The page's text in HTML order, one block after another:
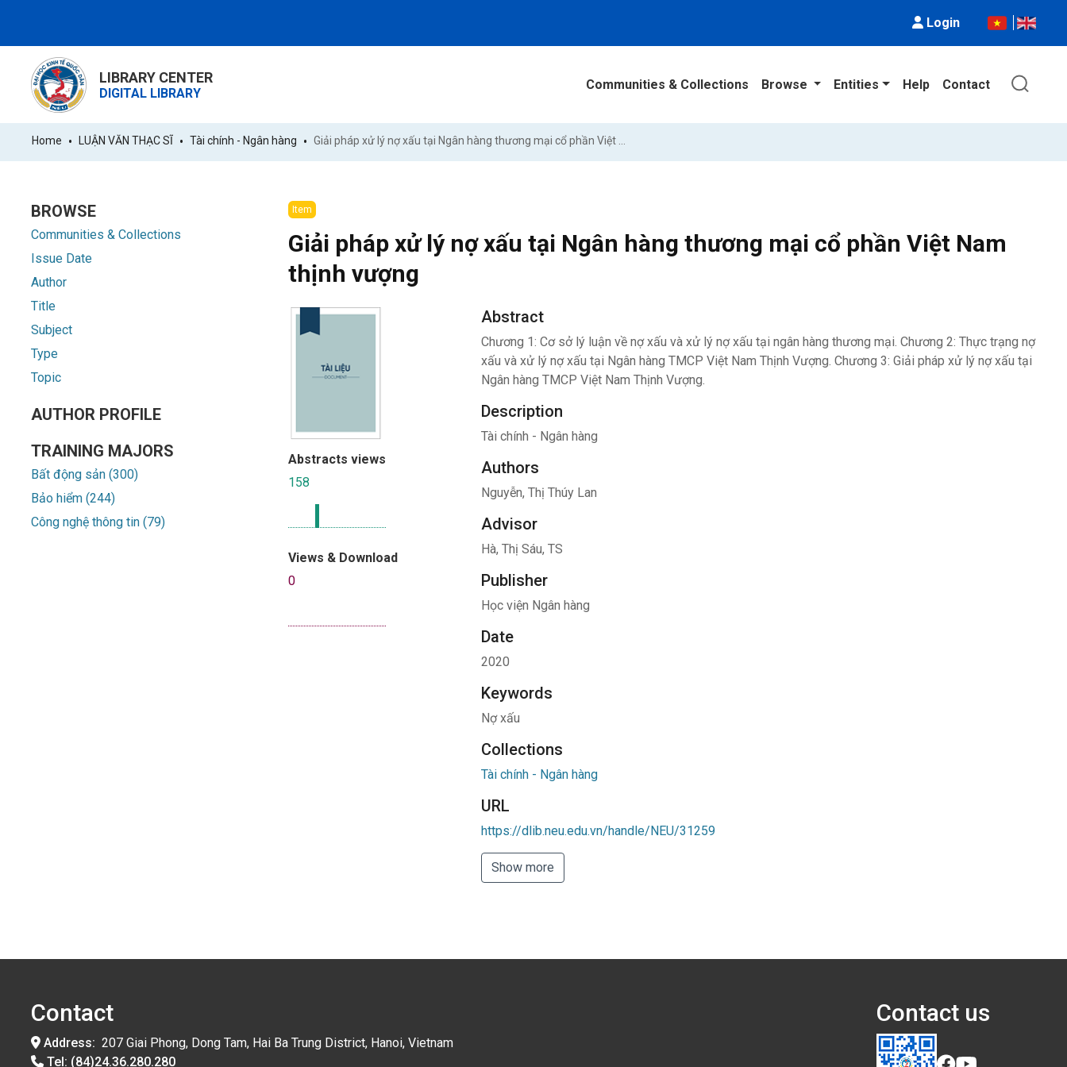
Login
LIBRARY CENTER
DIGITAL LIBRARY
Communities & Collections Browse Entities Help Contact
Home LUẬN VĂN THẠC SĨ Tài chính - Ngân hàng
BROWSE
Communities & Collections
Issue Date
Author
Title
Subject
Type
Topic
AUTHOR PROFILE
TRAINING MAJORS
Bất động sản (300)
Bảo hiểm (244)
Công nghệ thông tin (79)
Item
Giải pháp xử lý nợ xấu tại Ngân hàng thương mại cổ phần Việt Nam
thịnh vượng
Abstracts views
158
Views & Download
0
Abstract
Chương 1: Cơ sở lý luận về nợ xấu và xử lý nợ xấu tại ngân hàng thương mại. Chương 2: Thực trạng nợ
xấu và xử lý nợ xấu tại Ngân hàng TMCP Việt Nam Thịnh Vượng. Chương 3: Giải pháp xử lý nợ xấu tại
Ngân hàng TMCP Việt Nam Thịnh Vượng.
Description
Tài chính - Ngân hàng
Authors
Nguyễn, Thị Thúy Lan
Advisor
Hà, Thị Sáu, TS
Publisher
Học viện Ngân hàng
Date
2020
Keywords
Nợ xấu
Collections
Tài chính - Ngân hàng
URL
https://dlib.neu.edu.vn/handle/NEU/31259
Show more
Contact
Address: 207 Giai Phong, Dong Tam, Hai Ba Trung District, Hanoi, Vietnam
Tel: (84)24.36.280.280
Contact us